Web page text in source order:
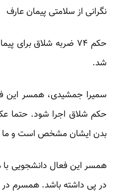
نگرانی از سلامتی پیمان عارف
شد.
سمیرا جمشیدی، همسر این
حکم شلاق اجرا شود. حتما
بدن ایشان مشخص است و ما
همسر این فعال دانشجویی
در پی داشته باشد. همسرم در